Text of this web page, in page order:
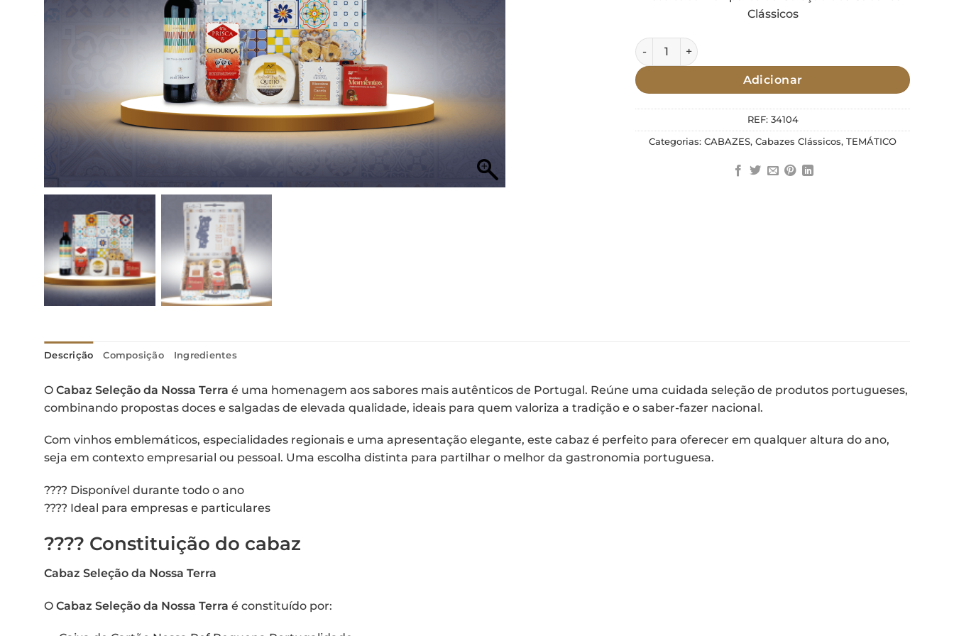
Clássicos
Quantidade de Cabaz Seleção da Nossa Terra
Adicionar
REF: 34104
Categorias:CABAZES,Cabazes Clássicos,TEMÁTICO
Descrição Composição Ingredientes
O Cabaz Seleção da Nossa Terra é uma homenagem aos sabores mais autênticos de Portugal. Reúne uma cuidada seleção de produtos portugueses,
combinando propostas doces e salgadas de elevada qualidade, ideais para quem valoriza a tradição e o saber-fazer nacional.
Com vinhos emblemáticos, especialidades regionais e uma apresentação elegante, este cabaz é perfeito para oferecer em qualquer altura do ano,
seja em contexto empresarial ou pessoal. Uma escolha distinta para partilhar o melhor da gastronomia portuguesa.
???? Disponível durante todo o ano
???? Ideal para empresas e particulares
???? Constituição do cabaz
Cabaz Seleção da Nossa Terra
O Cabaz Seleção da Nossa Terra é constituído por: